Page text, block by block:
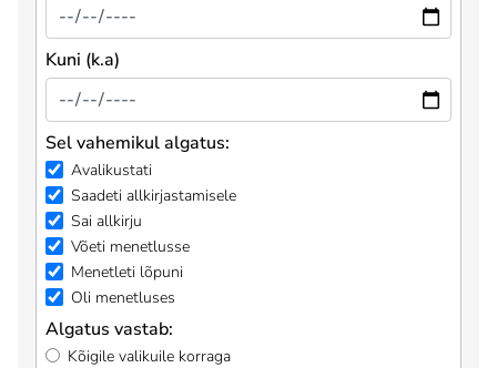
Kuni (k.a)
Sel vahemikul algatus:
Avalikustati
Saadeti allkirjastamisele
Sai allkirju
Võeti menetlusse
Menetleti lõpuni
Oli menetluses
Algatus vastab:
Kõigile valikuile korraga